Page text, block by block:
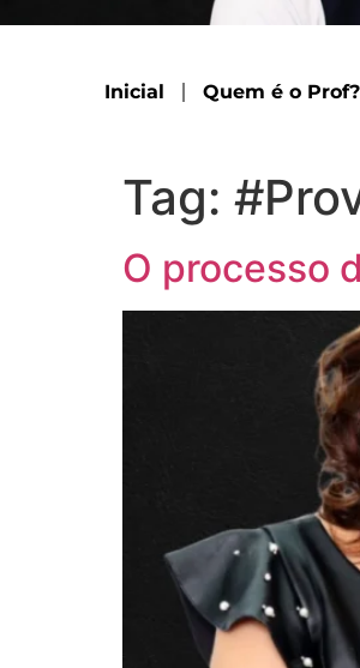
Inicial Quem é o Prof?
Tag:
O processo